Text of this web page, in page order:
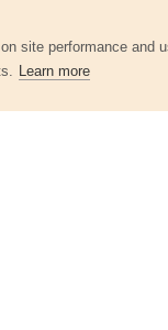
site performance and
Learn more